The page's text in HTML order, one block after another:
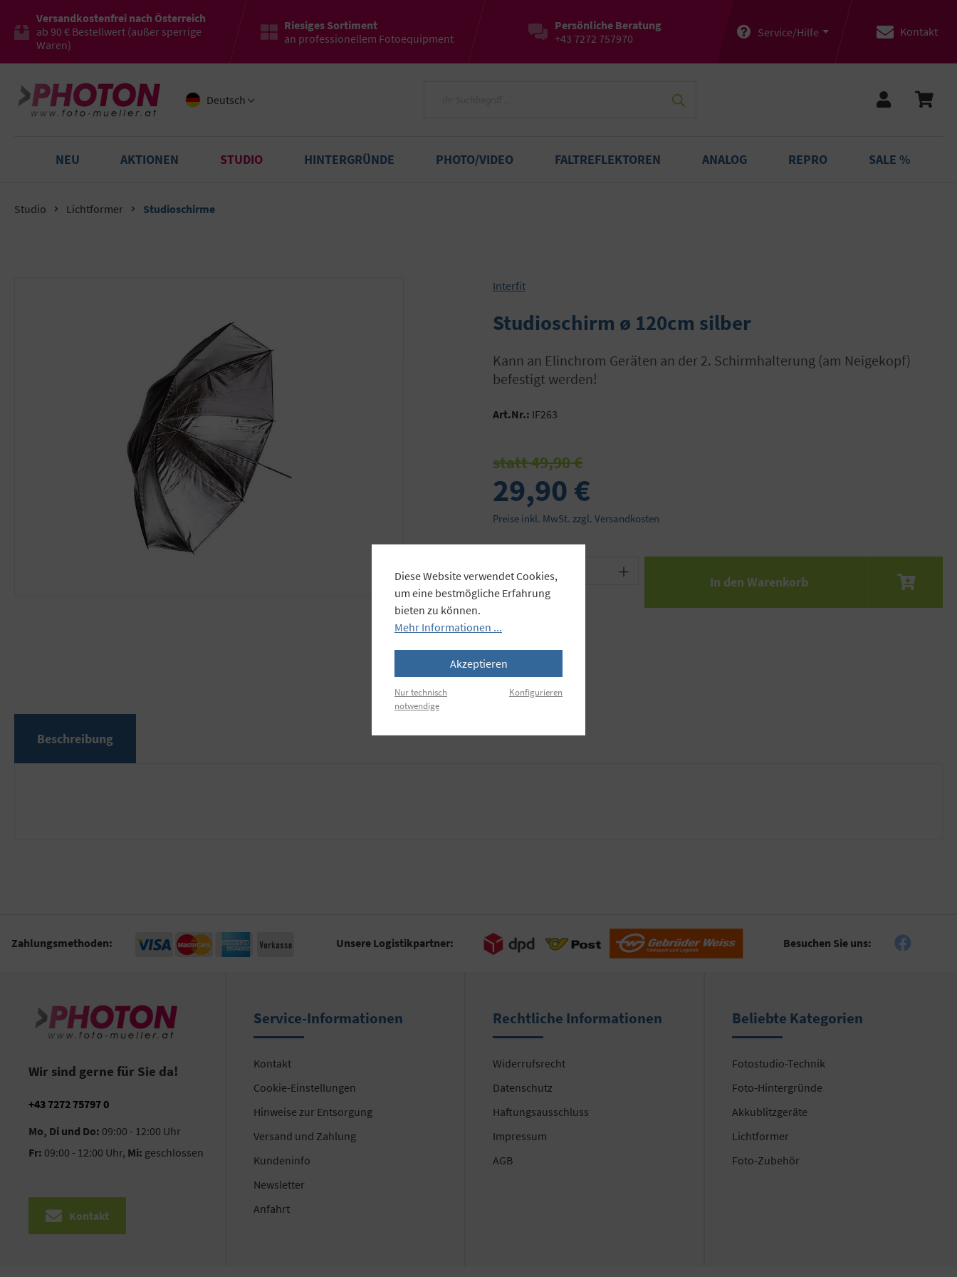
Versandkostenfrei nach Österreich
ab 90 € Bestellwert (außer sperrige
Waren)
Riesiges Sortiment
an professionellem Fotoequipment
Persönliche Beratung
+43 7272 757970
Service/Hilfe Kontakt
Deutsch
NEU AKTIONEN STUDIO HINTERGRÜNDE PHOTO/VIDEO FALTREFLEKTOREN ANALOG REPRO SALE %
Studio Lichtformer Studioschirme
Interfit
Studioschirm ø 120cm silber
Kann an Elinchrom Geräten an der 2. Schirmhalterung (am Neigekopf)
befestigt werden!
Art.Nr.: IF263
statt 49,90 €
29,90 €
Preise inkl. MwSt. zzgl. Versandkosten
Produkt Anzahl: Gib den gewünschten Wert ein oder benutze
In den Warenkorb
Beschreibung
Zahlungsmethoden: Unsere Logistikpartner: Besuchen Sie uns:
Wir sind gerne für Sie da!
+43 7272 75797 0
Mo, Di und Do: 09:00 - 12:00 Uhr
Fr: 09:00 - 12:00 Uhr, Mi: geschlossen
Kontakt
Service-Informationen
Kontakt
Cookie-Einstellungen
Hinweise zur Entsorgung
Versand und Zahlung
Kundeninfo
Newsletter
Anfahrt
Rechtliche Informationen
Widerrufsrecht
Datenschutz
Haftungsausschluss
Impressum
AGB
Beliebte Kategorien
Fotostudio-Technik
Foto-Hintergründe
Akkublitzgeräte
Lichtformer
Foto-Zubehör
Diese Website verwendet Cookies,
um eine bestmögliche Erfahrung
bieten zu können.
Mehr Informationen ...
Akzeptieren
Nur technisch
notwendige
Konfigurieren